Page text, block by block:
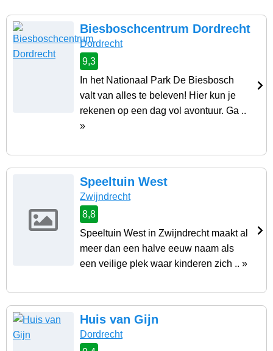
Biesboschcentrum Dordrecht
Dordrecht
9,3
In het Nationaal Park De Biesbosch
valt van alles te beleven! Hier kun je
rekenen op een dag vol avontuur. Ga ..
»
Speeltuin West
Zwijndrecht
8,8
Speeltuin West in Zwijndrecht maakt al
meer dan een halve eeuw naam als
een veilige plek waar kinderen zich .. »
Huis van Gijn
Dordrecht